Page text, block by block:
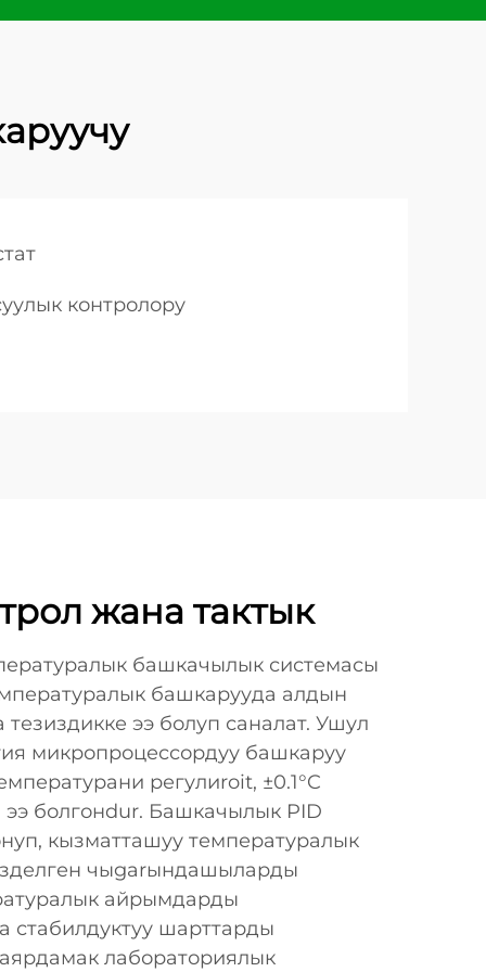
контролору
жана тактык
башкачылык системасы
башкарууда алдын
ээ болуп саналат. Ушул
микропроцессордуу башкаруу
регулиroit, ±0.1°C
болгонdur. Башкачылык PID
кызматташуу температуралык
чыgarындашыларды
айрымдарды
стабилдуктуу шарттарды
лабораториялык